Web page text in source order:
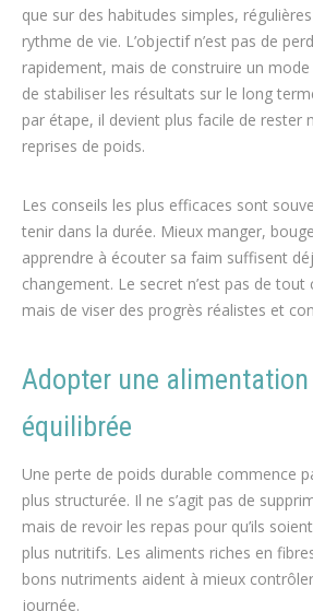
que sur des habitudes simples,
rythme de vie. L’objectif n’est pas de
rapidement, mais de construire un
de stabiliser les résultats sur le long
par étape, il devient plus facile de rester
reprises de poids.
Les conseils les plus efficaces sont
tenir dans la durée. Mieux manger,
apprendre à écouter sa faim suffisent
changement. Le secret n’est pas de tout
mais de viser des progrès réalistes et
Adopter une
équilibrée
Une perte de poids durable commence
plus structurée. Il ne s’agit pas de
mais de revoir les repas pour qu’ils
plus nutritifs. Les aliments riches en
bons nutriments aident à mieux
journée.